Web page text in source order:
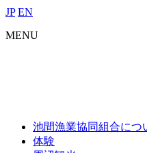
JP EN
MENU
池間漁業協同組合につ
体験